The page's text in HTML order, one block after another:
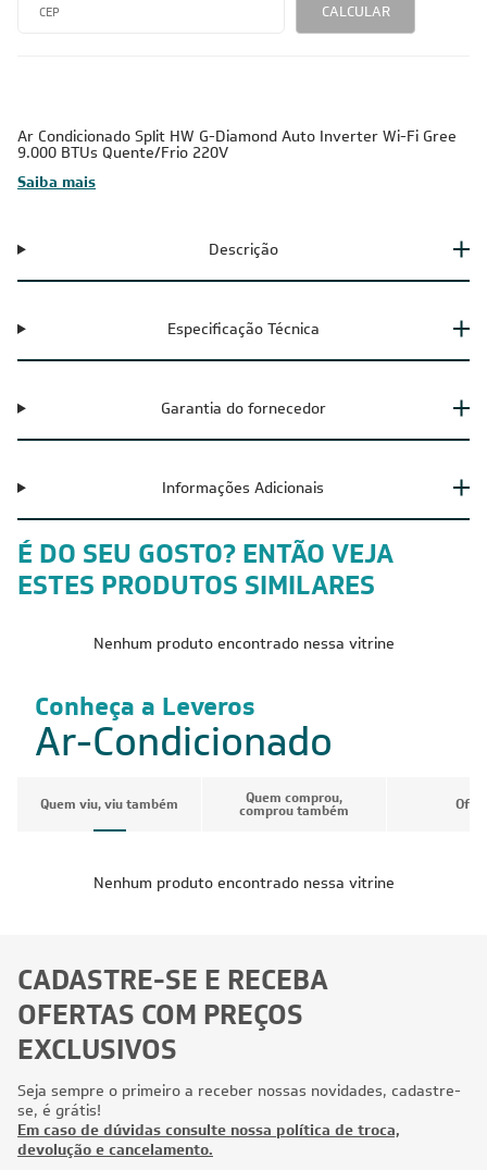
CALCULAR
Ar Condicionado Split HW G-Diamond Auto Inverter Wi-Fi Gree
9.000 BTUs Quente/Frio 220V
Saiba mais
Descrição
Especificação Técnica
Garantia do fornecedor
Informações Adicionais
É DO SEU GOSTO? ENTÃO VEJA
ESTES PRODUTOS SIMILARES
Nenhum produto encontrado nessa vitrine
Conheça a Leveros
Ar-Condicionado
Quem viu, viu também Quem comprou,
comprou também
Nenhum produto encontrado nessa vitrine
CADASTRE-SE E RECEBA
OFERTAS COM PREÇOS
EXCLUSIVOS
Seja sempre o primeiro a receber nossas novidades, cadastre-
se, é grátis!
Em caso de dúvidas consulte nossa política de troca,
devolução e cancelamento.